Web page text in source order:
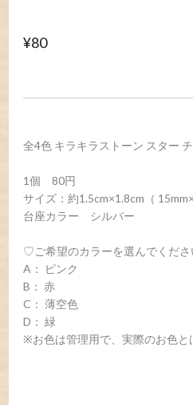
¥80
全4色 キラキラストーン スタ
1個 80円
サイズ：約1.5cm×1.8cm（
台座カラー シルバー
♡ご希望のカラーを選んでくだ
A： ピンク
B： 赤
C： 薄空色
D： 緑
※お色は管理用で、実際のお色と